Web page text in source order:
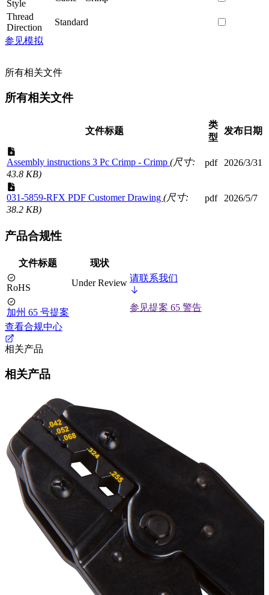
Style
Thread
Direction
Standard
参见模拟
所有相关文件
所有相关文件
文件标题
类
型
发布日期
Assembly instructions 3 Pc Crimp - Crimp (尺寸:
43.8 KB)
pdf 2026/3/31
031-5859-RFX PDF Customer Drawing (尺寸:
38.2 KB)
pdf 2026/5/7
产品合规性
文件标题 现状
RoHS Under Review 请联系我们
加州 65 号提案
参见提案 65 警告
查看合规中心
相关产品
相关产品